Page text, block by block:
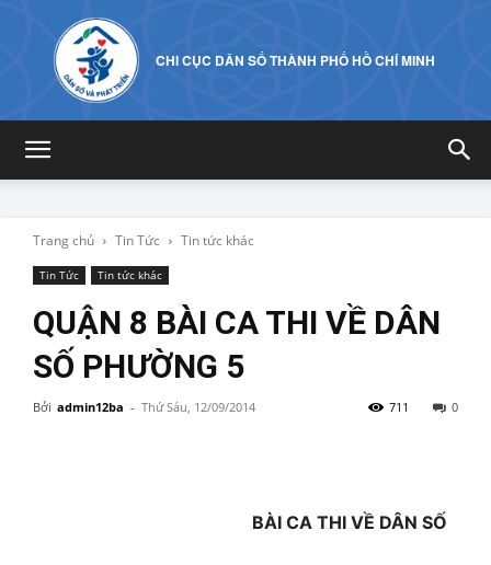
CHI CỤC DÂN SỐ THÀNH PHỐ HỒ CHÍ MINH
Trang chủ Tin Tức Tin tức khác
Tin Tức Tin tức khác
QUẬN 8 BÀI CA THI VỀ DÂN
SỐ PHƯỜNG 5
Bởi admin12ba - Thứ Sáu, 12/09/2014 0
711
BÀI CA THI VỀ DÂN SỐ